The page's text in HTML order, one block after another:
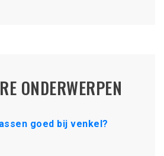
ONDERWERPEN
goed bij venkel?